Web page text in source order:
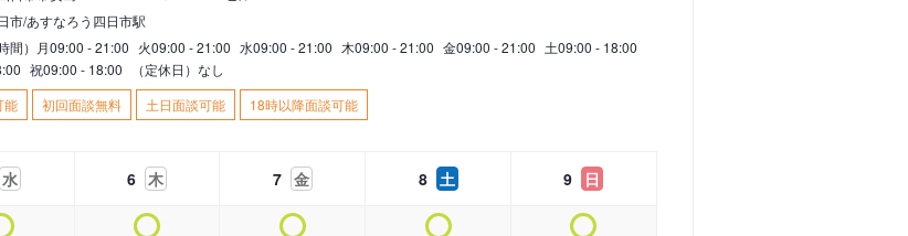
市/あすなろう四日市駅
間） 月09:00 - 21:00 火09:00 - 21:00 水09:00 - 21:00 木09:00 - 21:00 金09:00 - 21:00 土09:00 - 18:00
祝09:00 - 18:00
（定休日）なし
能
初回面談無料 土日面談可能 18時以降面談可能
水 6 木 7 金 8 土 9 日